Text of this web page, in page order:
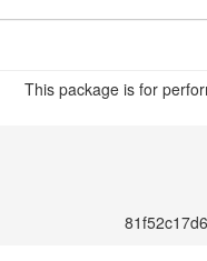
This package is for